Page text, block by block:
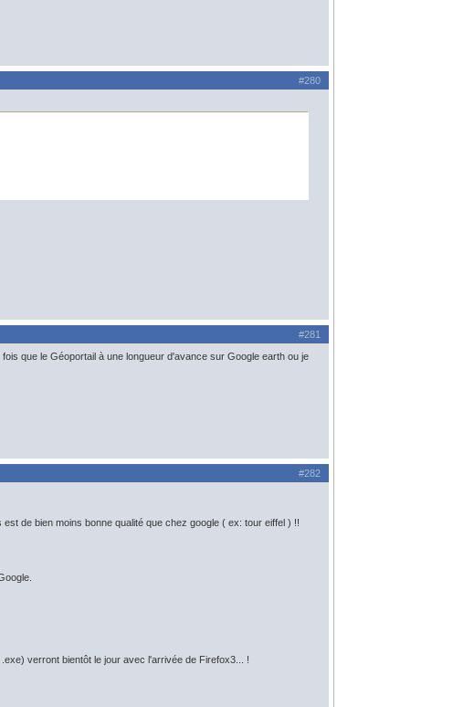
#280
#281
que le Géoportail à une longueur d'avance sur Google earth ou je
#282
de bien moins bonne qualité que chez google ( ex: tour eiffel ) !!
verront bientôt le jour avec l'arrivée de Firefox3... !